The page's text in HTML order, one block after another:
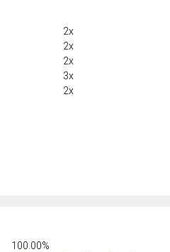
100.00%
2x
2x
2x
3x
2x